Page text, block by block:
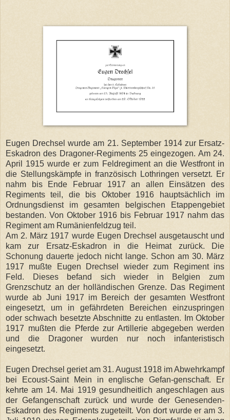
Eugen Drechsel wurde am 21. September 1914 zur Ersatz-
Eskadron des Dragoner-Regiments 25 eingezogen. Am 24.
April 1915 wurde er zum Feldregiment an die Westfront in
die Stellungskämpfe in französisch Lothringen versetzt. Er
nahm bis Ende Februar 1917 an allen Einsätzen des
Regiments teil, die bis Oktober 1916 hauptsächlich im
Ordnungsdienst im gesamten belgischen Etappengebiet
bestanden. Von Oktober 1916 bis Februar 1917 nahm das
Regiment am Rumänienfeldzug teil.
Am 2. März 1917 wurde Eugen Drechsel ausgetauscht und
kam zur Ersatz-Eskadron in die Heimat zurück. Die
Schonung dauerte jedoch nicht lange. Schon am 30. März
1917 mußte Eugen Drechsel wieder zum Regiment ins
Feld. Dieses befand sich wieder in Belgien zum
Grenzschutz an der holländischen Grenze. Das Regiment
wurde ab Juni 1917 im Bereich der gesamten Westfront
eingesetzt, um in gefährdeten Bereichen einzuspringen
oder schwach besetzte Abschnitte zu entlasten. Im Oktober
1917 mußten die Pferde zur Artillerie abgegeben werden
und die Dragoner wurden nur noch infanteristisch
eingesetzt.
Eugen Drechsel geriet am 31. August 1918 im Abwehrkampf
bei Ecoust-Saint Mein in englische Gefan-genschaft. Er
kehrte am 14. Mai 1919 gesundheitlich angeschlagen aus
der Gefangenschaft zurück und wurde der Genesenden-
Eskadron des Regiments zugeteilt. Von dort wurde er am 3.